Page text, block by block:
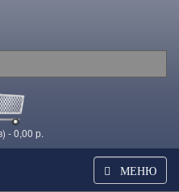
- 0,00 р.
МЕНЮ